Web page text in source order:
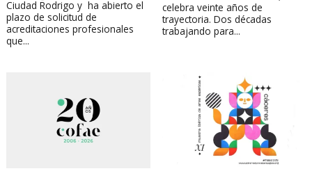
Ciudad Rodrigo y ha abierto el
plazo de solicitud de
acreditaciones profesionales
que...
celebra veinte años de
trayectoria. Dos décadas
trabajando para...